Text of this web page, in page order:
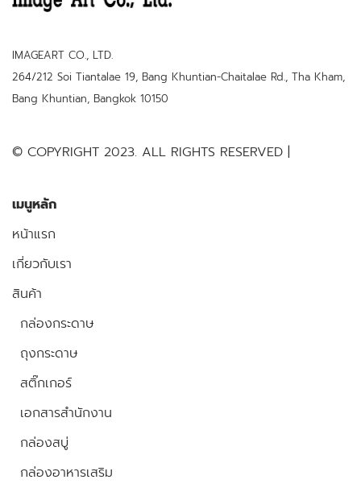
IMAGEART CO., LTD.
264/212 Soi Tiantalae 19, Bang Khuntian-Chaitalae Rd., Tha Kham,
Bang Khuntian, Bangkok 10150
© COPYRIGHT 2023. ALL RIGHTS RESERVED |
เมนูหลัก
หน้าแรก
เกี่ยวกับเรา
สินค้า
กล่องกระดาษ
ถุงกระดาษ
สติ๊กเกอร์
เอกสารสำนักงาน
กล่องสบู่
กล่องอาหารเสริม